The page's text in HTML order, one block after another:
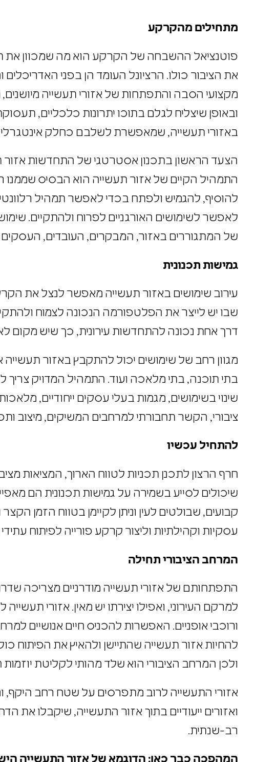
מתחילים מהקרקע
פוטנציאל ההשבחה של הקרקע הוא מה שמכוון את
את הציבור כולו. הרציונל העומד הן בפני האדריכלים
מקצועי הסבה והתפתחות של אזורי תעשייה
ובאופן שיצליח לגלם בתוכו יתרונות כלכליים,
באזורי תעשייה, שמאפשרת לשלבם כחלק
הצעד הראשון בתכנון אסטרטגי של התחדשות אזור
התמהיל הקיים של אזור תעשייה הוא הבסיס
להוסיף, להגמיש ולפתח בכדי לאפשר תמהיל
לאפשר לשימושים האורגניים לפרוח ולהתקיים.
של המתגוררים באזור, המבקרים, העובדים,
גמישות תכנונית
עירוב שימושים באזור תעשייה מאפשר לנצל את
שבו יש לייצר את הפלטפורמה הנכונה לצמוח
דרך אחת נכונה להתחדשות עירונית, כך שיש
מגוון רחב של שימושים יכול להתקבץ באזור
שינוי בשימושים, מגמות בעלי עסקים ייחודיים,
ציבורי, הקשר תחבורתי למרחבים המשיקים, מיצוב
להתחיל עכשיו
חרף הרצון לתכנן תכניות לטווח הארוך, המציאות
שיכולים לסייע בשמירה על גמישות תכנונית הם
קבועים, שבולטים לעין וניתן לקיימן בטווח הזמן
עסקיות וקהילתיות וליצור קרקע פורייה לפיתוח
המרחב הציבורי תחילה
התפתחותם של אזורי תעשייה מודרניים מצריכה
למרקם העירוני, ואפילו יצירתו יש מאין. אזורי
ורוכבי אופניים. האפשרות להכניס חיים אנושיים
להחיות אזור תעשייה שהתיישן ולהאיץ את
ולכן המרחב הציבורי הוא שלד מהותי לקליטת
אזורי התעשייה לרוב מתפרסים על שטח רחב היקף,
ואזורים ייעודיים בתוך אזור התעשייה, שיקבלו את
רב-שנתית.